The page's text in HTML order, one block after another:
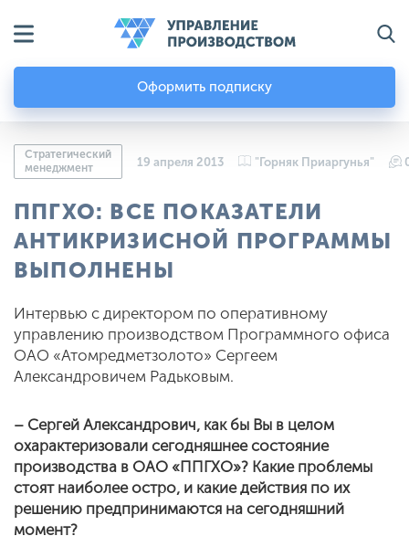
Оформить подписку
Стратегический
менеджмент
19 апреля 2013 "Горняк Приаргунья"
ППГХО: ВСЕ ПОКАЗАТЕЛИ
АНТИКРИЗИСНОЙ ПРОГРАММЫ
ВЫПОЛНЕНЫ
Интервью с директором по оперативному
управлению производством Программного офиса
ОАО «Атомредметзолото» Сергеем
Александровичем Радьковым.
– Сергей Александрович, как бы Вы в целом
охарактеризовали сегодняшнее состояние
производства в ОАО «ППГХО»? Какие проблемы
стоят наиболее остро, и какие действия по их
решению предпринимаются на сегодняшний
момент?